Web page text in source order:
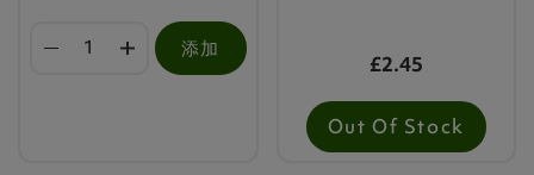
添加
£2.45
Out Of Stock